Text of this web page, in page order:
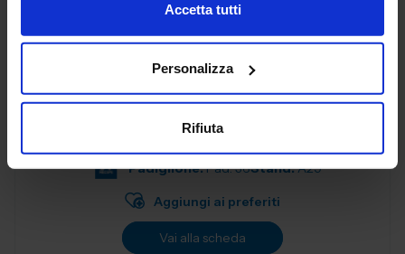
Accetta tutti
Personalizza
Rifiuta
ALFAGIPLAST
EUROSTAMPI - Plastica, Gomma e
Certificati IATF16949 - Iso9001
Padiglione:Pad. 36Stand:A29
Aggiungi ai preferiti
Vai alla scheda